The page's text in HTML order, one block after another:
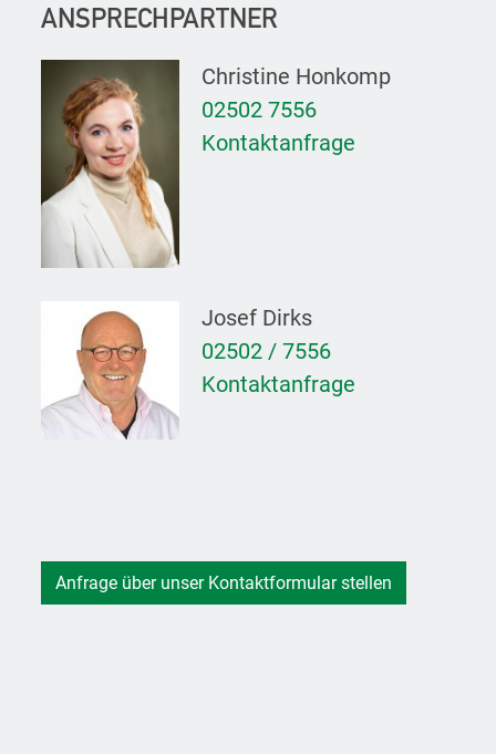
ANSPRECHPARTNER
Christine Honkomp
02502 7556
Kontaktanfrage
Josef Dirks
02502 / 7556
Kontaktanfrage
Anfrage über unser Kontaktformular stellen